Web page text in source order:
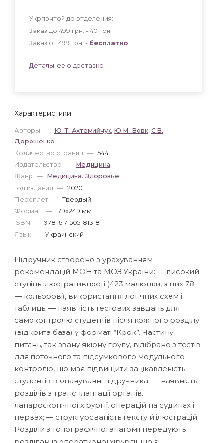
Характеристики
Авторы — Ю. Т. Ахтемийчук Ю.М. Вовк С.В.
Дорошенко
Количество страниц — 544
Издательство — Медицина
Жанр — Медицина. Здоровье
Год издания — 2020
Переплет — Твердый
Формат — 170x240 мм
ISBN — 978-617-505-813-8
Язык — Украинский
Укрпочтой до отделения:
Заказ до 499 грн. - 40 грн
Заказ от 499 грн. - бесплатно
Детальнее о доставке
Підручник створено з урахуванням
рекомендацій МОН та МОЗ України: — високий
ступінь ілюстративності (423 малюнки, з них 78
— кольорові), використання логічних схем і
таблиць; — наявність тестових завдань для
самоконтролю студентів після кожного розділу
(відкрита база) у форматі “Крок”. Частину
питань, так звану якірну групу, відібрано з тестів
для поточного та підсумкового модульного
контролю, що має підвищити зацікавленість
студентів в опануванні підручника; — наявність
розділів з трансплантації органів,
лапароскопічної хірургії, операцій на судинах і
нервах; — структурованість тексту й ілюстрацій.
Розділи з топографічної анатомії передують
розділам із оперативної хірургії, що є